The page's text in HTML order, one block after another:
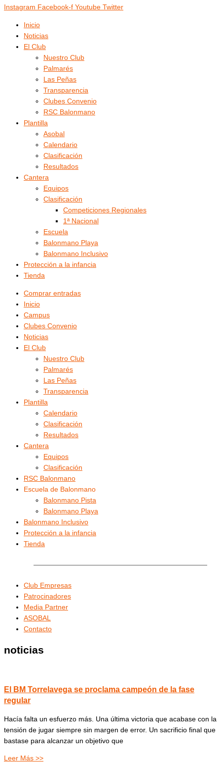
Instagram Facebook-f Youtube Twitter
Inicio
Noticias
El Club
Nuestro Club
Palmarés
Las Peñas
Transparencia
Clubes Convenio
RSC Balonmano
Plantilla
Asobal
Calendario
Clasificación
Resultados
Cantera
Equipos
Clasificación
Competiciones Regionales
1ª Nacional
Escuela
Balonmano Playa
Balonmano Inclusivo
Protección a la infancia
Tienda
Comprar entradas
Inicio
Campus
Clubes Convenio
Noticias
El Club
Nuestro Club
Palmarés
Las Peñas
Transparencia
Plantilla
Calendario
Clasificación
Resultados
Cantera
Equipos
Clasificación
RSC Balonmano
Escuela de Balonmano
Balonmano Pista
Balonmano Playa
Balonmano Inclusivo
Protección a la infancia
Tienda
Club Empresas
Patrocinadores
Media Partner
ASOBAL
Contacto
noticias
El BM Torrelavega se proclama campeón de la fase
regular
Hacía falta un esfuerzo más. Una última victoria que acabase con la
tensión de jugar siempre sin margen de error. Un sacrificio final que
bastase para alcanzar un objetivo que
Leer Más >>